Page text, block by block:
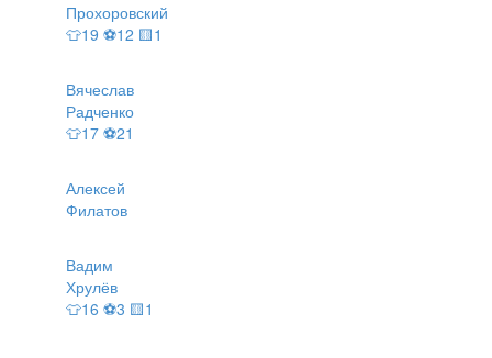
Прохоровский
👕19 ⚽12 🟨1
Вячеслав
Радченко
👕17 ⚽21
Алексей
Филатов
Вадим
Хрулёв
👕16 ⚽3 🟨1